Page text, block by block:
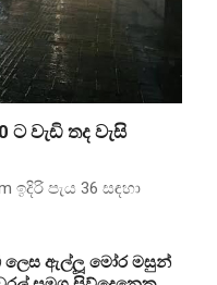
වැඩි තද වැසි
ඉදිරි පැය 36 සඳහා
ඇල්ලූ මෝර මසුන්